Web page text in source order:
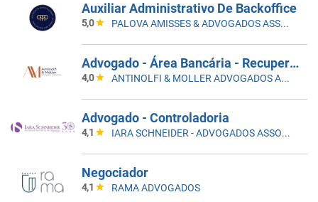
Auxiliar Administrativo De Backoffice
5,0 PALOVA AMISSES & ADVOGADOS ASSOCIADOS
Advogado - Área Bancária - Recuperaçao Judicial
4,0 ANTINOLFI & MOLLER ADVOGADOS ASSOCIADOS
Advogado - Controladoria
4,1 IARA SCHNEIDER - ADVOGADOS ASSOCIADOS
Negociador
4,1 RAMA ADVOGADOS